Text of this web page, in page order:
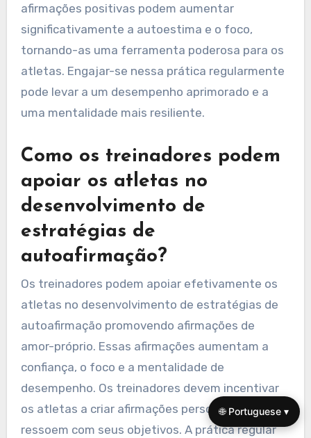
afirmações positivas podem aumentar
significativamente a autoestima e o foco,
tornando-as uma ferramenta poderosa para os
atletas. Engajar-se nessa prática regularmente
pode levar a um desempenho aprimorado e a
uma mentalidade mais resiliente.
Como os treinadores podem
apoiar os atletas no
desenvolvimento de
estratégias de
autoafirmação?
Os treinadores podem apoiar efetivamente os
atletas no desenvolvimento de estratégias de
autoafirmação promovendo afirmações de
amor-próprio. Essas afirmações aumentam a
confiança, o foco e a mentalidade de
desempenho. Os treinadores devem incentivar
os atletas a criar afirmações personalizadas que
ressoem com seus objetivos. A prática regular
🌐 Portuguese ▾